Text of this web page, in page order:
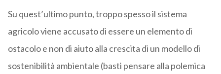
Su quest’ultimo punto, troppo spesso il sistema
agricolo viene accusato di essere un elemento di
ostacolo e non di aiuto alla crescita di un modello di
sostenibilità ambientale (basti pensare alla polemica